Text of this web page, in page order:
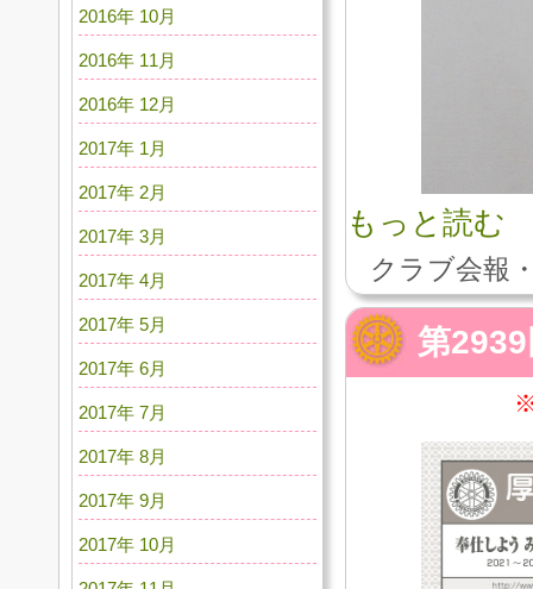
もっと読む
クラブ会報
第
2016年 10月
2016年 11月
2016年 12月
2017年 1月
2017年 2月
2017年 3月
2017年 4月
2017年 5月
2017年 6月
2017年 7月
2017年 8月
2017年 9月
2017年 10月